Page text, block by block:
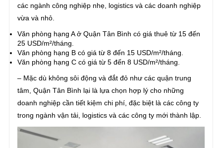
các ngành công nghiệp nhẹ, logistics và các doanh nghiệp
vừa và nhỏ.
Văn phòng hạng A ở Quận Tân Bình có giá thuê từ 15 đến
25 USD/m²/tháng.
Văn phòng hạng B có giá từ 8 đến 15 USD/m²/tháng.
Văn phòng hạng C có giá từ 5 đến 8 USD/m²/tháng.
– Mặc dù không sôi động và đắt đỏ như các quận trung
tâm, Quận Tân Bình lại là lựa chọn hợp lý cho những
doanh nghiệp cần tiết kiệm chi phí, đặc biệt là các công ty
trong ngành vận tải, logistics và các công ty mới thành lập.